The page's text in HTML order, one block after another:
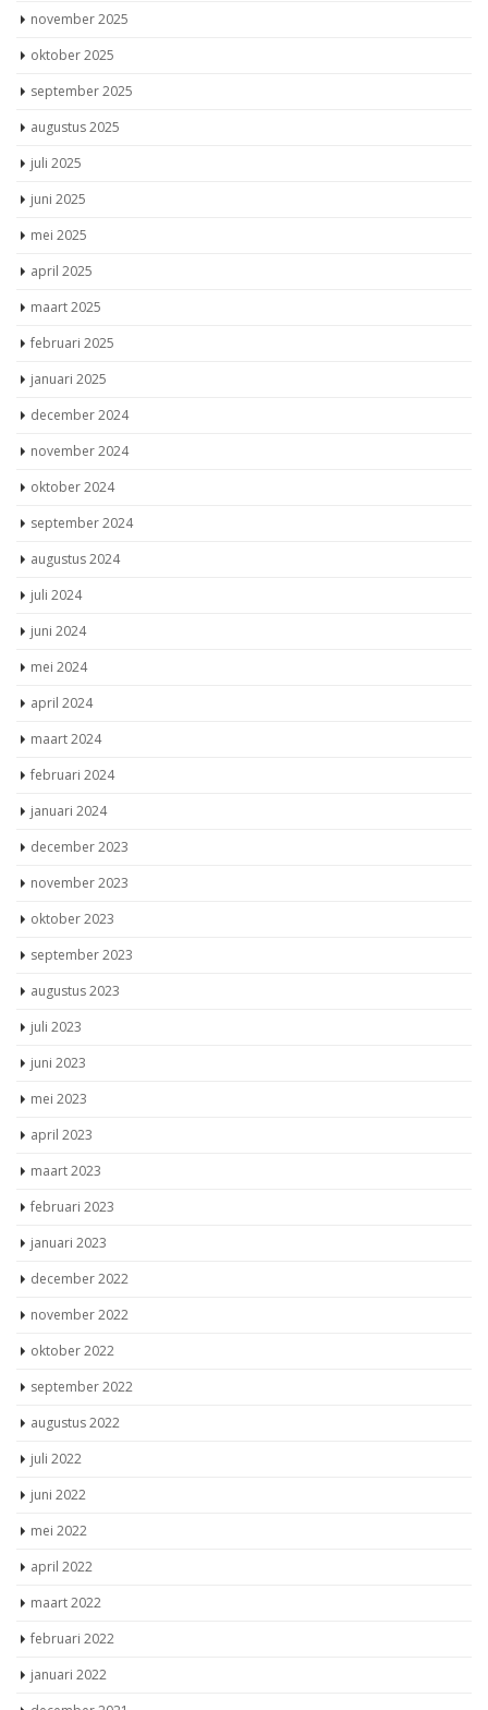
november 2025
oktober 2025
september 2025
augustus 2025
juli 2025
juni 2025
mei 2025
april 2025
maart 2025
februari 2025
januari 2025
december 2024
november 2024
oktober 2024
september 2024
augustus 2024
juli 2024
juni 2024
mei 2024
april 2024
maart 2024
februari 2024
januari 2024
december 2023
november 2023
oktober 2023
september 2023
augustus 2023
juli 2023
juni 2023
mei 2023
april 2023
maart 2023
februari 2023
januari 2023
december 2022
november 2022
oktober 2022
september 2022
augustus 2022
juli 2022
juni 2022
mei 2022
april 2022
maart 2022
februari 2022
januari 2022